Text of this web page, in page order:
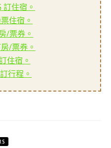
訂住宿。
住宿。
/票券。
/票券。
住宿。
行程。